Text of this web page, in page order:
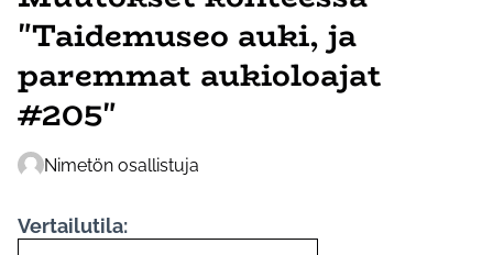
"Taidemuseo auki, ja
paremmat aukioloajat
#205"
Nimetön osallistuja
Vertailutila: